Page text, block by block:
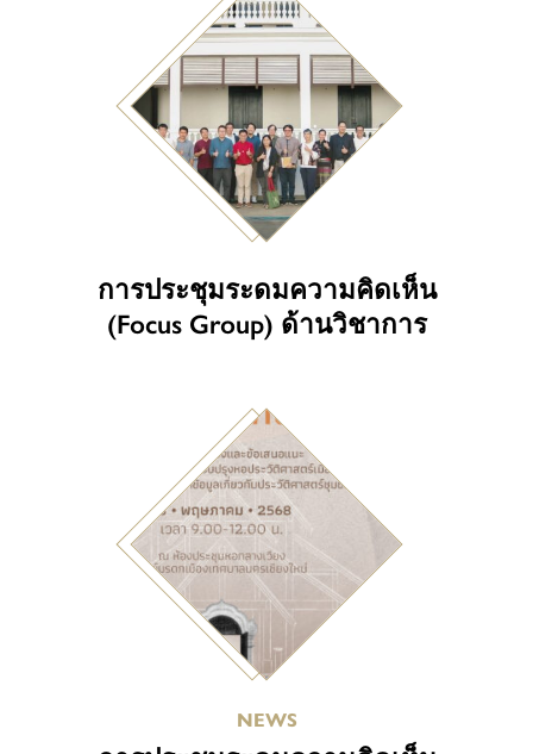
การประชุมระดมความคิดเห็น
(Focus Group) ด้านวิชาการ
NEWS